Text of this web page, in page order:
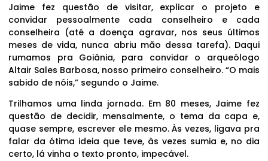
Jaime fez questão de visitar, explicar o projeto e
convidar pessoalmente cada conselheiro e cada
conselheira (até a doença agravar, nos seus últimos
meses de vida, nunca abriu mão dessa tarefa). Daqui
rumamos pra Goiânia, para convidar o arqueólogo
Altair Sales Barbosa, nosso primeiro conselheiro. “O mais
sabido de nóis,” segundo o Jaime.
Trilhamos uma linda jornada. Em 80 meses, Jaime fez
questão de decidir, mensalmente, o tema da capa e,
quase sempre, escrever ele mesmo. Às vezes, ligava pra
falar da ótima ideia que teve, às vezes sumia e, no dia
certo, lá vinha o texto pronto, impecável.